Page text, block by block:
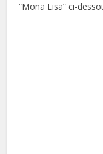
“Mona Lisa” ci-